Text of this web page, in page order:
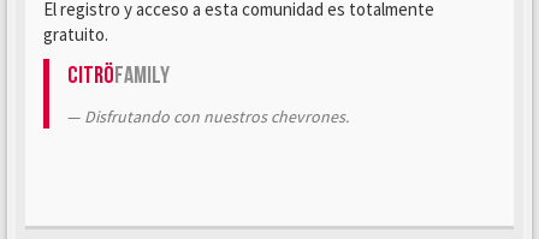
El registro y acceso a esta comunidad es totalmente
gratuito.
CitröFamily
Disfrutando con nuestros chevrones.